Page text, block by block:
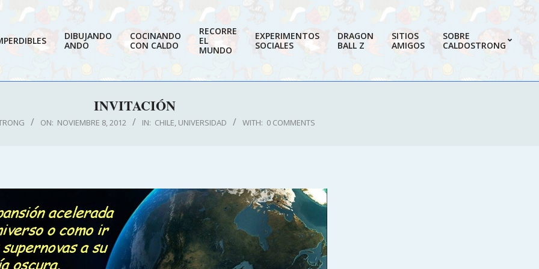
DIBUJANDO
ANDO
COCINANDO
CON CALDO
RECORRE
EL
MUNDO
EXPERIMENTOS
SOCIALES
DRAGON
BALL Z
SITIOS
AMIGOS
SOBRE
CALDOSTRONG
INVITACIÓN
ON: NOVIEMBRE 8, 2012 IN: CHILE, UNIVERSIDAD WITH: 0 COMMENTS